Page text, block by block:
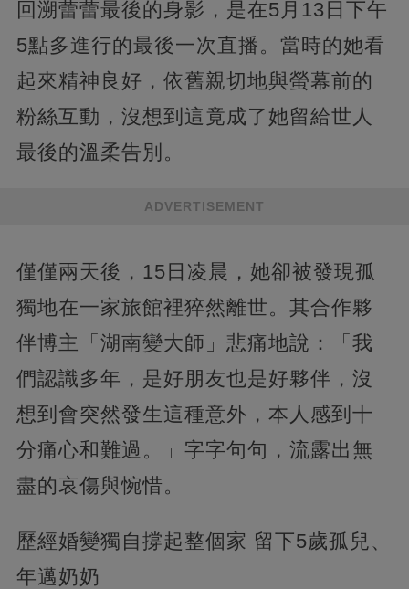
回溯蕾蕾最後的身影，是在5月13日下午
5點多進行的最後一次直播。當時的她看
起來精神良好，依舊親切地與螢幕前的
粉絲互動，沒想到這竟成了她留給世人
最後的溫柔告別。
ADVERTISEMENT
僅僅兩天後，15日凌晨，她卻被發現孤
獨地在一家旅館裡猝然離世。其合作夥
伴博主「湖南變大師」悲痛地說：「我
們認識多年，是好朋友也是好夥伴，沒
想到會突然發生這種意外，本人感到十
分痛心和難過。」字字句句，流露出無
盡的哀傷與惋惜。
歷經婚變獨自撐起整個家 留下5歲孤兒、
年邁奶奶